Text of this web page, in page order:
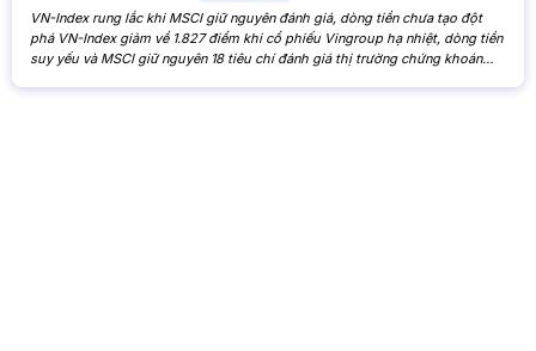
VN-Index rung lắc khi MSCI giữ nguyên đánh giá, dòng tiền chưa tạo đột
phá VN-Index giảm về 1.827 điểm khi cổ phiếu Vingroup hạ nhiệt, dòng tiền
suy yếu và MSCI giữ nguyên 18 tiêu chí đánh giá thị trường chứng khoán